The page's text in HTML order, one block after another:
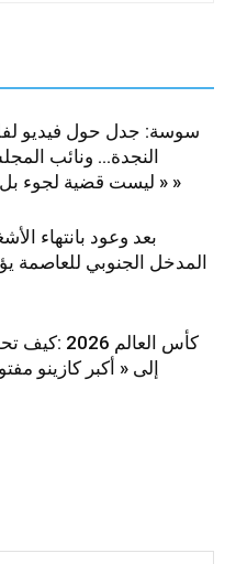
سوسة: جدل حول فيديو
النجدة… ونائب
« ليست قضية لجوء بل تطبيق للقانون »
المدخل الجنوبي للعاصمة
كأس العالم
إلى « أكبر كازينو